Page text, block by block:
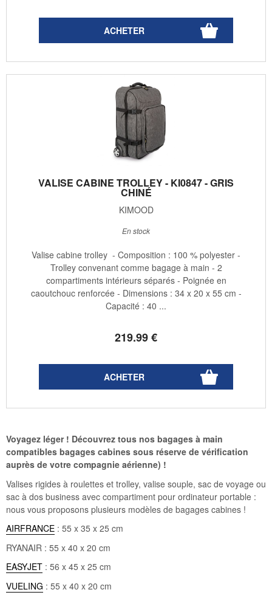
VALISE CABINE TROLLEY - KI0847 - GRIS
CHINÉ
KIMOOD
219.99€
En stock
Valise cabine trolley - Composition : 100 % polyester -
Trolley convenant comme bagage à main - 2
compartiments intérieurs séparés - Poignée en
caoutchouc renforcée - Dimensions : 34 x 20 x 55 cm -
Capacité : 40 ...
Voyagez léger ! Découvrez tous nos bagages à main
compatibles bagages cabines sous réserve de vérification
auprès de votre compagnie aérienne) !
Valises rigides à roulettes et trolley, valise souple, sac de voyage ou
sac à dos business avec compartiment pour ordinateur portable :
nous vous proposons plusieurs modèles de bagages cabines !
AIRFRANCE : 55 x 35 x 25 cm
RYANAIR : 55 x 40 x 20 cm
EASYJET : 56 x 45 x 25 cm
VUELING : 55 x 40 x 20 cm